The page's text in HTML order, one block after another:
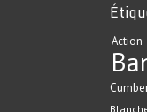
Action